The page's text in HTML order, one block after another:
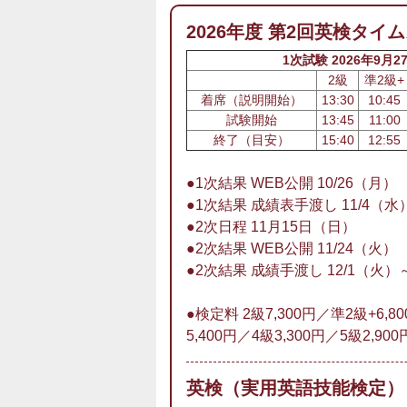
2026年度 第2回英検タイ
1次試験 2026年9月
2級
準2級+
着席（説明開始）
13:30
10:45
試験開始
13:45
11:00
終了（目安）
15:40 12:55
●1次結果 WEB公開 10/26（月）
●1次結果 成績表手渡し 11/4（水
●2次日程 11月15日（日）
●2次結果 WEB公開 11/24（火）
●2次結果 成績手渡し 12/1（火）
●検定料 2級7,300円／準2級
5,400円／4級3,300円／5級2,900
英検（実用英語技能検定